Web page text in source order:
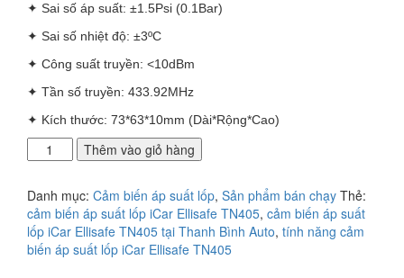
✦ Sai số áp suất: ±1.5Psi (0.1Bar)
✦ Sai số nhiệt độ: ±3ºC
✦ Công suất truyền: <10dBm
✦ Tần số truyền: 433.92MHz
✦ Kích thước: 73*63*10mm (Dài*Rộng*Cao)
suất
iCar TN405
số
lượng
Thêm vào giỏ hàng
Danh mục: Cảm biến áp suất lốp, Sản phẩm bán chạy Thẻ:
cảm biến áp suất lốp iCar Ellisafe TN405, cảm biến áp suất
lốp iCar Ellisafe TN405 tại Thanh Bình Auto, tính năng cảm
biến áp suất lốp iCar Ellisafe TN405